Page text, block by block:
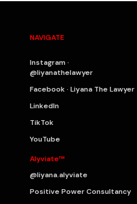
NAVIGATE
Instagram ·
@liyanathelawyer
Facebook · Liyana The Lawyer
LinkedIn
TikTok
YouTube
Alyviate™
@liyana.alyviate
Positive Power Consultancy